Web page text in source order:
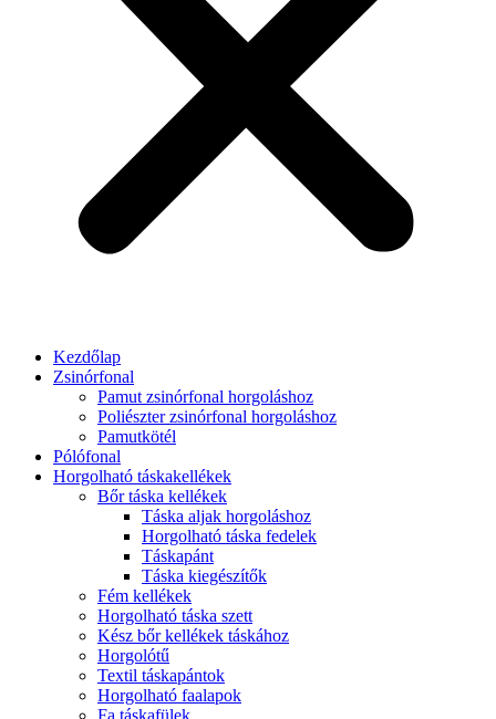
Kezdőlap
Zsinórfonal
Pamut zsinórfonal horgoláshoz
Poliészter zsinórfonal horgoláshoz
Pamutkötél
Pólófonal
Horgolható táskakellékek
Bőr táska kellékek
Táska aljak horgoláshoz
Horgolható táska fedelek
Táskapánt
Táska kiegészítők
Fém kellékek
Horgolható táska szett
Kész bőr kellékek táskához
Horgolótű
Textil táskapántok
Horgolható faalapok
Fa táskafülek